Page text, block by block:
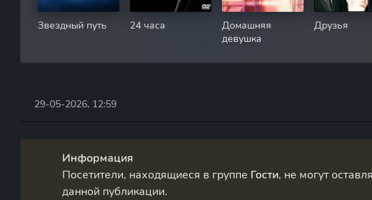
Звездный путь 24 часа
Домашняя
девушка
Друзья
29-05-2026, 12:59
Информация
Посетители, находящиеся в группе Гости, не могут
данной публикации.